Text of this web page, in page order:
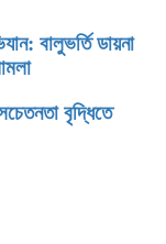
বালুভর্তি ডায়না
বৃদ্ধিতে